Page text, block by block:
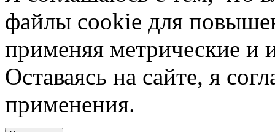
файлы cookie для
применяя метрические и
Оставаясь на сайте, я
применения.